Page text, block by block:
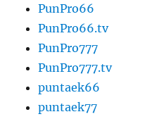
PunPro66
PunPro66.tv
PunPro777
PunPro777.tv
puntaek66
puntaek77